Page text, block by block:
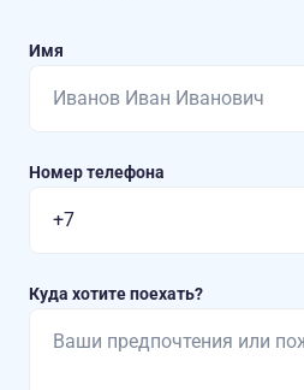
Имя
Номер телефона
Куда хотите поехать?